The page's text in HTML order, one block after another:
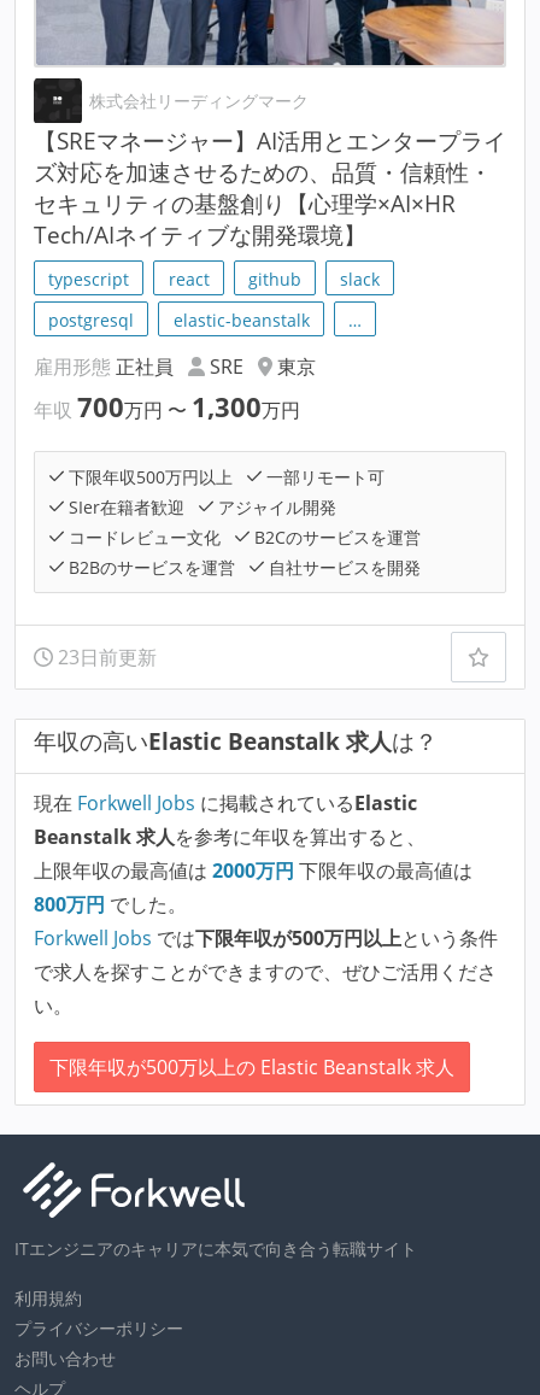
株式会社リーディングマーク
【SREマネージャー】AI活用とエンタープライ
ズ対応を加速させるための、品質・信頼性・
セキュリティの基盤創り【心理学×AI×HR
Tech/AIネイティブな開発環境】
typescript react github
slack
postgresql
elastic-beanstalk …
雇用形態 正社員 SRE
東京
年収 700万円 〜 1,300万円
下限年収500万円以上
一部リモート可
SIer在籍者歓迎
アジャイル開発
コードレビュー文化
B2Cのサービスを運営
B2Bのサービスを運営
自社サービスを開発
23日前更新
年収の高いElastic Beanstalk 求人は？
現在 Forkwell Jobs に掲載されているElastic
Beanstalk 求人を参考に年収を算出すると、
上限年収の最高値は 2000万円 下限年収の最高値は
800万円 でした。
Forkwell Jobs では下限年収が500万円以上という条件
で求人を探すことができますので、ぜひご活用くださ
い。
下限年収が500万以上の Elastic Beanstalk 求人
ITエンジニアのキャリアに本気で向き合う転職サイト
利用規約
プライバシーポリシー
お問い合わせ
ヘルプ